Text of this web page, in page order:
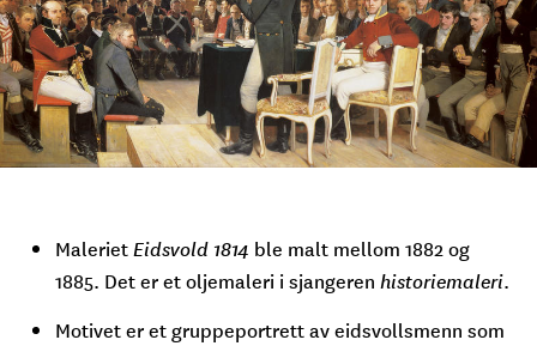
MalerietEidsvold 1814 ble malt mellom 1882 og
1885. Det er et oljemaleri i sjangeren historiemaleri.
Motivet er et gruppeportrett av eidsvollsmenn som